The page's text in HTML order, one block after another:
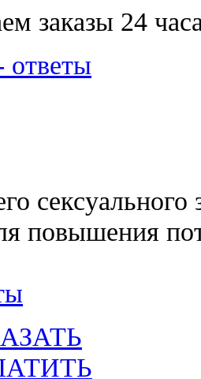
заказы 24
сексуального
повышения